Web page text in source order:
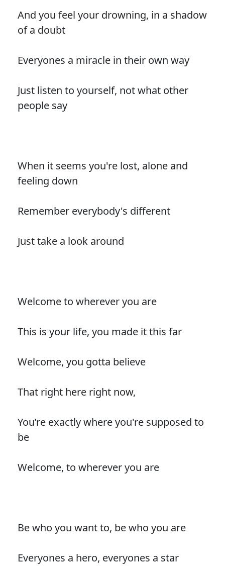
And you feel your drowning, in a shadow
of a doubt
Everyones a miracle in their own way
Just listen to yourself, not what other
people say
When it seems you're lost, alone and
feeling down
Remember everybody's different
Just take a look around
Welcome to wherever you are
This is your life, you made it this far
Welcome, you gotta believe
That right here right now,
You’re exactly where you're supposed to
be
Welcome, to wherever you are
Be who you want to, be who you are
Everyones a hero, everyones a star